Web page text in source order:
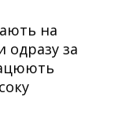
на
одразу за